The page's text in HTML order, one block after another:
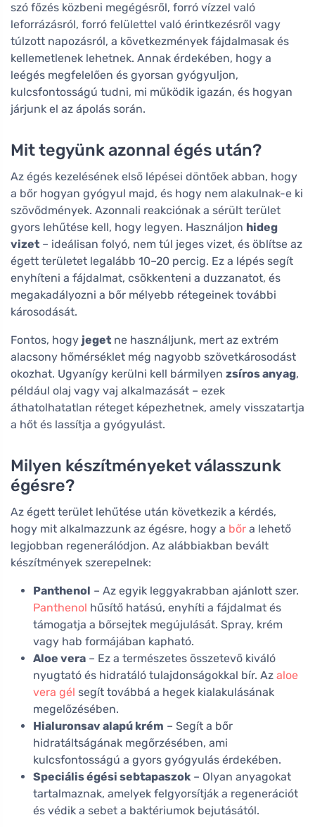
szó főzés közbeni megégésről, forró vízzel való
leforrázásról, forró felülettel való érintkezésről vagy
túlzott napozásról, a következmények fájdalmasak és
kellemetlenek lehetnek. Annak érdekében, hogy a
leégés megfelelően és gyorsan gyógyuljon,
kulcsfontosságú tudni, mi működik igazán, és hogyan
járjunk el az ápolás során.
Mit tegyünk azonnal égés után?
Az égés kezelésének első lépései döntőek abban, hogy
a bőr hogyan gyógyul majd, és hogy nem alakulnak-e ki
szövődmények. Azonnali reakciónak a sérült terület
gyors lehűtése kell, hogy legyen. Használjon hideg
vizet – ideálisan folyó, nem túl jeges vizet, és öblítse az
égett területet legalább 10–20 percig. Ez a lépés segít
enyhíteni a fájdalmat, csökkenteni a duzzanatot, és
megakadályozni a bőr mélyebb rétegeinek további
károsodását.
Fontos, hogy jeget ne használjunk, mert az extrém
alacsony hőmérséklet még nagyobb szövetkárosodást
okozhat. Ugyanígy kerülni kell bármilyen zsíros anyag,
például olaj vagy vaj alkalmazását – ezek
áthatolhatatlan réteget képezhetnek, amely visszatartja
a hőt és lassítja a gyógyulást.
Milyen készítményeket válasszunk
égésre?
Az égett terület lehűtése után következik a kérdés,
hogy mit alkalmazzunk az égésre, hogy a bőr a lehető
legjobban regenerálódjon. Az alábbiakban bevált
készítmények szerepelnek:
Panthenol – Az egyik leggyakrabban ajánlott szer.
Panthenol hűsítő hatású, enyhíti a fájdalmat és
támogatja a bőrsejtek megújulását. Spray, krém
vagy hab formájában kapható.
Aloe vera – Ez a természetes összetevő kiváló
nyugtató és hidratáló tulajdonságokkal bír. Az aloe
vera gél segít továbbá a hegek kialakulásának
megelőzésében.
Hialuronsav alapú krém – Segít a bőr
hidratáltságának megőrzésében, ami
kulcsfontosságú a gyors gyógyulás érdekében.
Speciális égési sebtapaszok – Olyan anyagokat
tartalmaznak, amelyek felgyorsítják a regenerációt
és védik a sebet a baktériumok bejutásától.